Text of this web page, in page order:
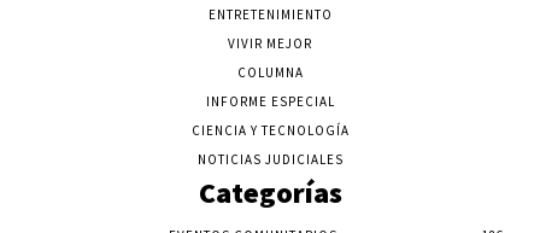
ENTRETENIMIENTO
VIVIR MEJOR
COLUMNA
INFORME ESPECIAL
CIENCIA Y TECNOLOGÍA
NOTICIAS JUDICIALES
Categorías